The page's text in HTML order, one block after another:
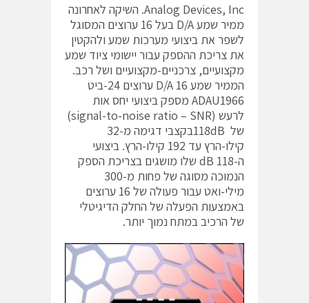
Analog Devices, Inc. השיקה לאחרונה
ממיר שמע D/A בעל 16 ערוצים המסוגל
לשפר את ביצועי מערכות שמע ולהקטין
את צריכת ההספק עבור יישומי ציוד שמע
מקצועיים, צרכניים-מקצועיים ושל רכב.
הממיר שמע D/A 16 ערוצים 24-ביט
ADAU1966 מספק ביצועי יחס אות
לרעש (signal-to-noise ratio – SNR)
של 118dBבקצבי דגימה מ-32
קילו-הרץ עד 192 קילו-הרץ. ביצועי
ה-118 dB שלו מושגים בצריכת הספק
הנמוכה מסוגה של פחות מ-300
מילי-ואט עבור פעולה של 16 ערוצים
באמצעות הפעלה של החלק הדיגיטלי
של הרכיב במתח נמוך יותר.